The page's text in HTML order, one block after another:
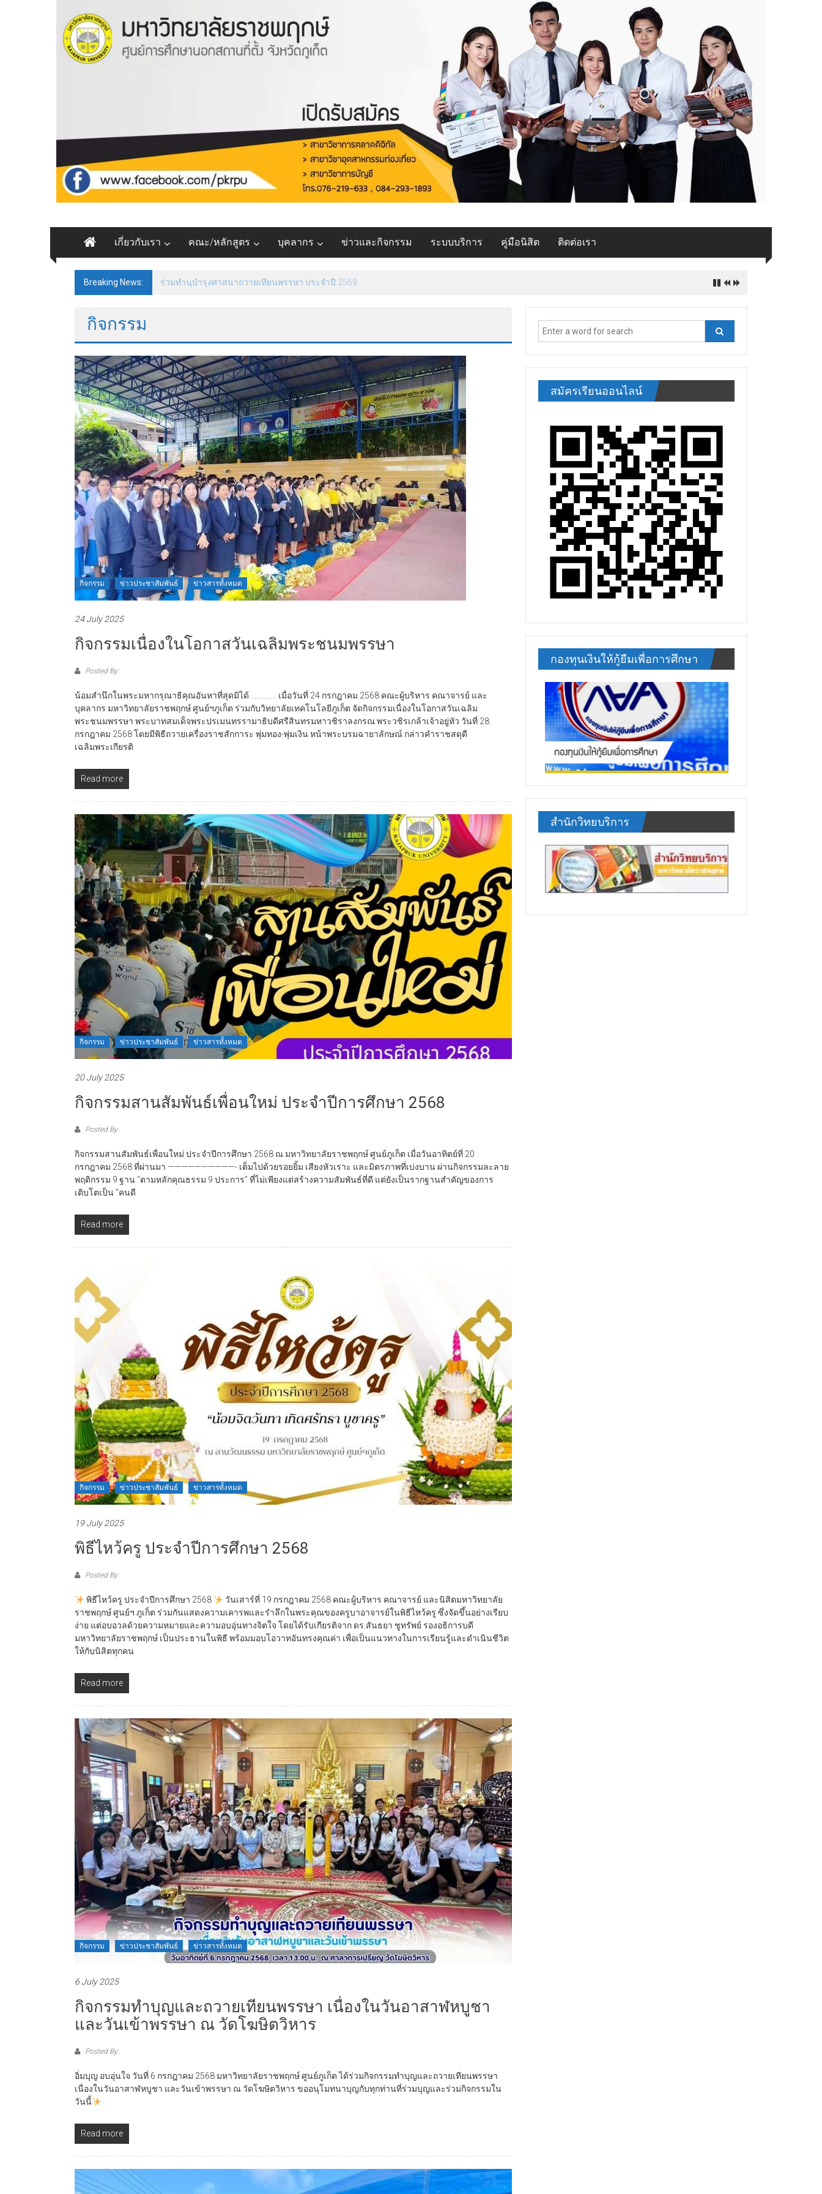
content
มหาวิทยาลัย
ราชพฤกษ์
ศูนย์ฯ
ภูเก็ต
มหาวิทยาลัย
ภูเก็ต
เกี่ยวกับเรา คณะ/หลักสูตร บุคลากร ข่าวและกิจกรรม ระบบบริการ คู่มือนิสิต ติดต่อเรา
Breaking News: พิธีถวายพระพรและพิธีรับเครื่องราชฯ ปี 2569
กิจกรรม
กิจกรรม ข่าวประชาสัมพันธ์ ข่าวสารทั้งหมด
24 July 2025
กิจกรรมเนื่องในโอกาสวันเฉลิมพระชนมพรรษา
Posted By:
น้อมสำนึกในพระมหากรุณาธิคุณอันหาที่สุดมิได้ ………….. เมื่อวันที่ 24 กรกฎาคม 2568 คณะผู้บริหาร คณาจารย์ และ
บุคลากร มหาวิทยาลัยราชพฤกษ์ ศูนย์ฯภูเก็ต ร่วมกับวิทยาลัยเทคโนโลยีภูเก็ต จัดกิจกรรมเนื่องในโอกาสวันเฉลิม
พระชนมพรรษา พระบาทสมเด็จพระปรเมนทรรามาธิบดีศรีสินทรมหาวชิราลงกรณ พระวชิรเกล้าเจ้าอยู่หัว วันที่ 28
กรกฎาคม 2568 โดยมีพิธีถวายเครื่องราชสักการะ พุ่มทอง-พุ่มเงิน หน้าพระบรมฉายาลักษณ์ กล่าวคำราชสดุดี
เฉลิมพระเกียรติ
Read more
กิจกรรม ข่าวประชาสัมพันธ์ ข่าวสารทั้งหมด
20 July 2025
กิจกรรมสานสัมพันธ์เพื่อนใหม่ ประจำปีการศึกษา 2568
Posted By:
กิจกรรมสานสัมพันธ์เพื่อนใหม่ ประจำปีการศึกษา 2568 ณ มหาวิทยาลัยราชพฤกษ์ ศูนย์ภูเก็ต เมื่อวันอาทิตย์ที่ 20
กรกฎาคม 2568 ที่ผ่านมา ——————————- เต็มไปด้วยรอยยิ้ม เสียงหัวเราะ และมิตรภาพที่เบ่งบาน ผ่านกิจกรรมละลาย
พฤติกรรม 9 ฐาน “ตามหลักคุณธรรม 9 ประการ” ที่ไม่เพียงแต่สร้างความสัมพันธ์ที่ดี แต่ยังเป็นรากฐานสำคัญของการ
เติบโตเป็น “คนดี
Read more
กิจกรรม ข่าวประชาสัมพันธ์ ข่าวสารทั้งหมด
19 July 2025
พิธีไหว้ครู ประจำปีการศึกษา 2568
Posted By:
พิธีไหว้ครู ประจำปีการศึกษา 2568
วันเสาร์ที่ 19 กรกฎาคม 2568 คณะผู้บริหาร คณาจารย์ และนิสิตมหาวิทยาลัย
ราชพฤกษ์ ศูนย์ฯ ภูเก็ต ร่วมกันแสดงความเคารพและรำลึกในพระคุณของครูบาอาจารย์ในพิธีไหว้ครู ซึ่งจัดขึ้นอย่างเรียบ
ง่าย แต่อบอวลด้วยความหมายและความอบอุ่นทางจิตใจ โดยได้รับเกียรติจาก ดร.สันธยา ชูทรัพย์ รองอธิการบดี
มหาวิทยาลัยราชพฤกษ์ เป็นประธานในพิธี พร้อมมอบโอวาทอันทรงคุณค่า เพื่อเป็นแนวทางในการเรียนรู้และดำเนินชีวิต
ให้กับนิสิตทุกคน
Read more
กิจกรรม ข่าวประชาสัมพันธ์ ข่าวสารทั้งหมด
6 July 2025
กิจกรรมทำบุญและถวายเทียนพรรษา เนื่องในวันอาสาฬหบูชา
และวันเข้าพรรษา ณ วัดโฆษิตวิหาร
Posted By:
อิ่มบุญ อบอุ่นใจ วันที่ 6 กรกฎาคม 2568 มหาวิทยาลัยราชพฤกษ์ ศูนย์ภูเก็ต ได้ร่วมกิจกรรมทำบุญและถวายเทียนพรรษา
เนื่องในวันอาสาฬหบูชา และวันเข้าพรรษา ณ วัดโฆษิตวิหาร ขออนุโมทนาบุญกับทุกท่านที่ร่วมบุญและร่วมกิจกรรมใน
วันนี้
Read more
สมัครเรียนออนไลน์
กองทุนเงินให้กู้ยืมเพื่อการศึกษา
สำนักวิทยบริการ